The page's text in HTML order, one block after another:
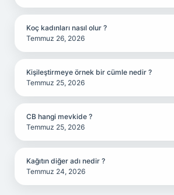
Koç kadınları nasıl olur ?
Temmuz 26, 2026
Kişileştirmeye örnek bir cümle nedir ?
Temmuz 25, 2026
CB hangi mevkide ?
Temmuz 25, 2026
Kağıtın diğer adı nedir ?
Temmuz 24, 2026